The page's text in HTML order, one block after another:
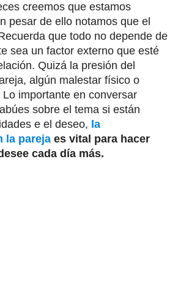
creemos que estamos
pesar de ello notamos que el
que todo no depende de
sea un factor externo que esté
Quizá la presión del
algún malestar físico o
importante en conversar
sobre el tema si están
e el deseo, la
la pareja es vital para hacer
cada día más.